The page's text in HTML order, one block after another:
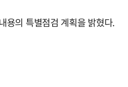
용의 특별점검 계획을 밝혔다.